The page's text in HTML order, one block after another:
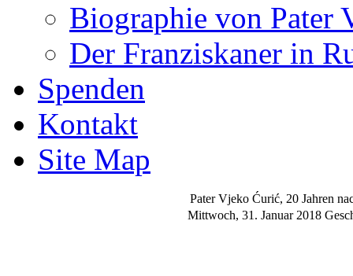
Biographie von Pater
Der Franziskaner in
Spenden
Kontakt
Site Map
Pater Vjeko Ćurić, 20 Jahren
Mittwoch, 31. Januar 2018